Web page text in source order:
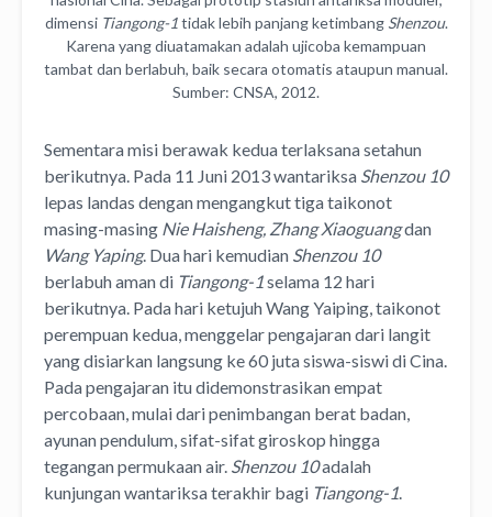
dimensi Tiangong-1tidak lebih panjang ketimbang Shenzou.
Karena yang diuatamakan adalah ujicoba kemampuan
tambat dan berlabuh, baik secara otomatis ataupun manual.
Sumber: CNSA, 2012.
Sementara misi berawak kedua terlaksana setahun
berikutnya. Pada 11 Juni 2013 wantariksa Shenzou 10
lepas landas dengan mengangkut tiga taikonot
masing-masing Nie Haisheng, Zhang Xiaoguangdan
Wang Yaping. Dua hari kemudian Shenzou 10
berlabuh aman di Tiangong-1selama 12 hari
berikutnya. Pada hari ketujuh Wang Yaiping, taikonot
perempuan kedua, menggelar pengajaran dari langit
yang disiarkan langsung ke 60 juta siswa-siswi di Cina.
Pada pengajaran itu didemonstrasikan empat
percobaan, mulai dari penimbangan berat badan,
ayunan pendulum, sifat-sifat giroskop hingga
tegangan permukaan air. Shenzou 10adalah
kunjungan wantariksa terakhir bagi Tiangong-1